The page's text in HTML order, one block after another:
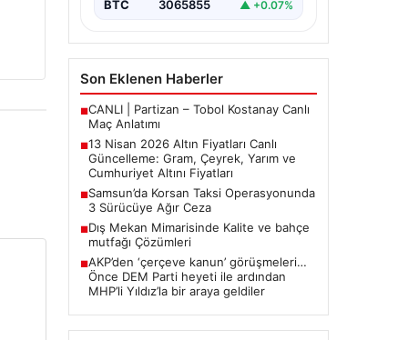
arasında yürütülen barış
BTC 3065855 ▲ +0.07%
Son Eklenen Haberler
■CANLI | Partizan – Tobol Kostanay Canlı
Maç Anlatımı
■13 Nisan 2026 Altın Fiyatları Canlı
Güncelleme: Gram, Çeyrek, Yarım ve
Cumhuriyet Altını Fiyatları
■Samsun’da Korsan Taksi Operasyonunda
3 Sürücüye Ağır Ceza
■Dış Mekan Mimarisinde Kalite ve bahçe
mutfağı Çözümleri
■AKP’den ‘çerçeve kanun’ görüşmeleri…
Önce DEM Parti heyeti ile ardından
MHP’li Yıldız’la bir araya geldiler